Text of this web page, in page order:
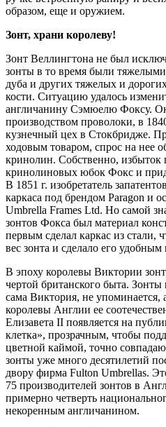
образом, еще и оружием.
Зонт, храни королеву!
Зонт Веллингтона не был
зонты в то время были
дуба и других тяжелых и
кости. Ситуацию удалось
англичанину Сэмюелю Фоксу.
производством проволоки, в
кузнечный цех в Стокбридже.
ходовым товаром, спрос на нее
кринолин. Собственно, избыток
кринолиновых юбок Фокс и
В 1851 г. изобретатель
каркаса под брендом Paragon и
Umbrella Frames Ltd. Но самой
зонтов Фокса был материал
первым сделал каркас из стали,
вес зонта и сделало его
В эпоху королевы Виктории
чертой британского быта.
сама Виктория, не
королевы Англии ее
Елизавета II появляется на
клетка», прозрачным, чтобы
цветной каймой, точно
зонты уже много десятилетий
двору фирма Fulton Umbrellas.
75 производителей зонтов в
примерно четверть
некоренным англичанином.